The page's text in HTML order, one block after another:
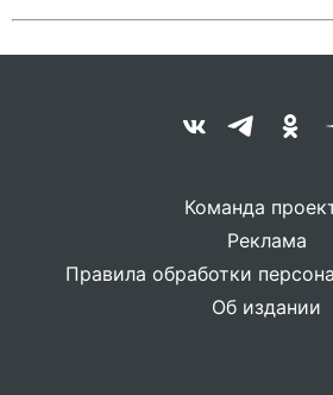
Команда
Реклама
Правила обработки
Об издании